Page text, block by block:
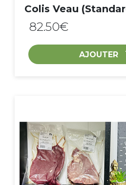
Colis Veau
82.50€
AJOUTER